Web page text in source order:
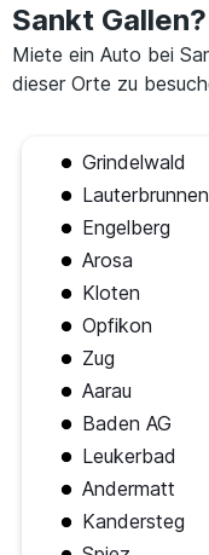
Sankt Gallen?
Miete ein Auto bei
dieser Orte zu
Grindelwald
Lauterbrunnen
Engelberg
Arosa
Kloten
Opfikon
Zug
Aarau
Baden AG
Leukerbad
Andermatt
Kandersteg